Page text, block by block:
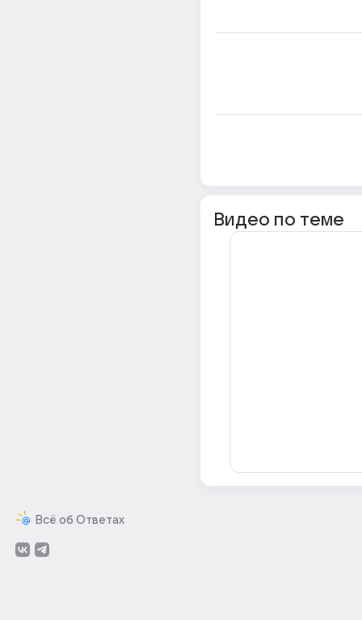
Всё об Ответах
Видео по теме